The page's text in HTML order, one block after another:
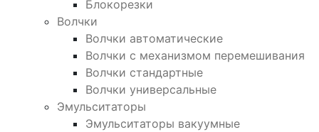
Блокорезки
Волчки
Волчки автоматические
Волчки с механизмом перемешивания
Волчки стандартные
Волчки универсальные
Эмульситаторы
Эмульситаторы вакуумные